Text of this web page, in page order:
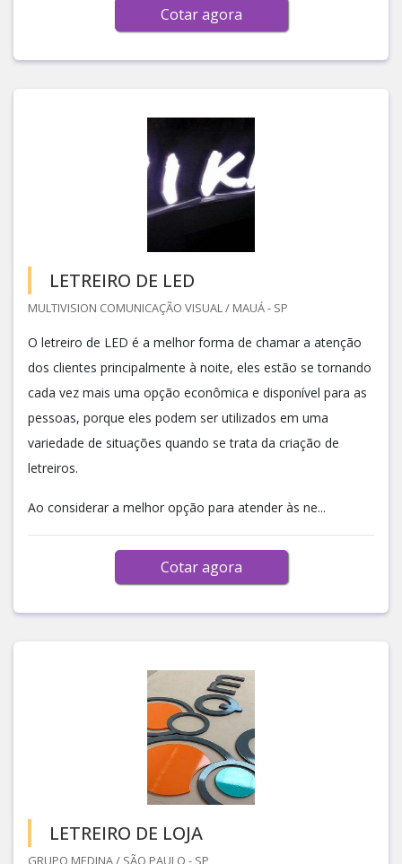
Cotar agora
LETREIRO DE LED
MULTIVISION COMUNICAÇÃO VISUAL / MAUÁ - SP
O letreiro de LED é a melhor forma de chamar a atenção
dos clientes principalmente à noite, eles estão se tornando
cada vez mais uma opção econômica e disponível para as
pessoas, porque eles podem ser utilizados em uma
variedade de situações quando se trata da criação de
letreiros.
Ao considerar a melhor opção para atender às ne...
Cotar agora
LETREIRO DE LOJA
GRUPO MEDINA / SÃO PAULO - SP